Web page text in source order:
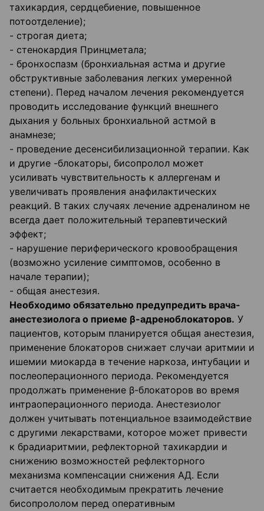
тахикардия, сердцебиение, повышенное
потоотделение);
- строгая диета;
- стенокардия Принцметала;
- бронхоспазм (бронхиальная астма и другие
обструктивные заболевания легких умеренной
степени). Перед началом лечения рекомендуется
проводить исследование функций внешнего
дыхания у больных бронхиальной астмой в
анамнезе;
- проведение десенсибилизационной терапии. Как
и другие -блокаторы, бисопролол может
усиливать чувствительность к аллергенам и
увеличивать проявления анафилактических
реакций. В таких случаях лечение адреналином не
всегда дает положительный терапевтический
эффект;
- нарушение периферического кровообращения
(возможно усиление симптомов, особенно в
начале терапии);
- общая анестезия.
Необходимо обязательно предупредить врача-
анестезиолога о приеме β-адреноблокаторов. У
пациентов, которым планируется общая анестезия,
применение блокаторов снижает случаи аритмии и
ишемии миокарда в течение наркоза, интубации и
послеоперационного периода. Рекомендуется
продолжать применение β-блокаторов во время
интраоперационного периода. Анестезиолог
должен учитывать потенциальное взаимодействие
с другими лекарствами, которое может привести
к брадиаритмии, рефлекторной тахикардии и
снижению возможностей рефлекторного
механизма компенсации снижения АД. Если
считается необходимым прекратить лечение
бисопрололом перед оперативным